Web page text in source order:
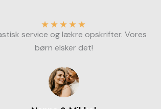
★★★★★
service og lækre opskrifter. Vores
børn elsker det!